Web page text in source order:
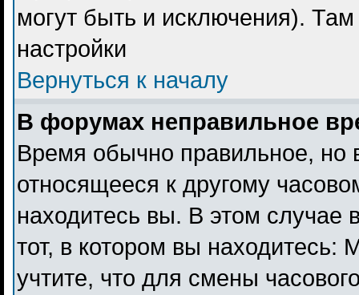
могут быть и исключения).
настройки
Вернуться к началу
В форумах неправильное
Время обычно правильное, но
относящееся к другому
находитесь вы. В этом случае
тот, в котором вы находитесь:
учтите, что для смены